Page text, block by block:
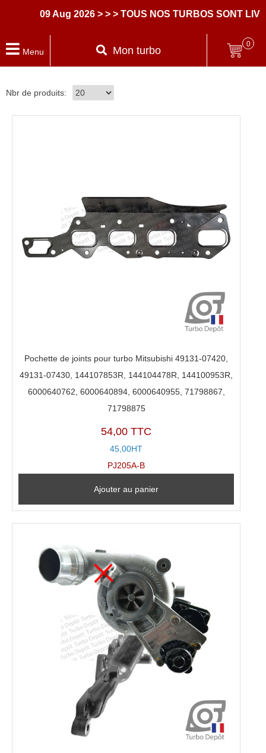
09 Aug 2026 > > > TOUS NOS TURBOS SONT
Menu Mon turbo
0
Nbr de produits:
Pochette de joints pour turbo Mitsubishi 49131-07420,
49131-07430, 144107853R, 144104478R, 144100953R,
6000640762, 6000640894, 6000640955, 71798867,
71798875
54,00 TTC
45,00HT
PJ205A-B
Ajouter au panier